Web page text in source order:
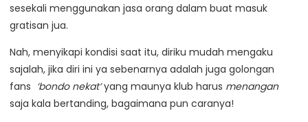
sesekali menggunakan jasa orang dalam buat masuk
gratisan jua.
Nah, menyikapi kondisi saat itu, diriku mudah mengaku
sajalah, jika diri ini ya sebenarnya adalah juga golongan
fans ‘bondo nekat’yang maunya klub harus menangan
saja kala bertanding, bagaimana pun caranya!